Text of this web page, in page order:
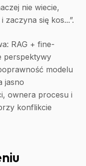
nie wiecie,
się kos...”.
RAG + fine-
perspektywy
modelu
jasno
ownera procesu i
konflikcie